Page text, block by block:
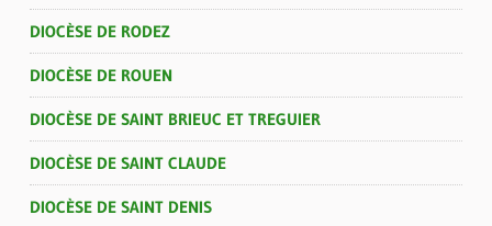
DIOCÈSE DE RODEZ
DIOCÈSE DE ROUEN
DIOCÈSE DE SAINT BRIEUC ET TREGUIER
DIOCÈSE DE SAINT CLAUDE
DIOCÈSE DE SAINT DENIS